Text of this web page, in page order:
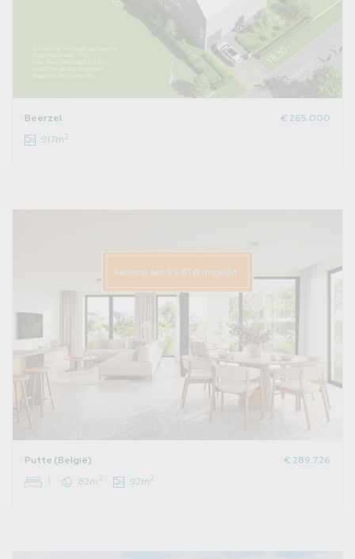
Beerzel
€ 265.000
917m2
Putte (België)
€ 289.726
1
82m2 92m2